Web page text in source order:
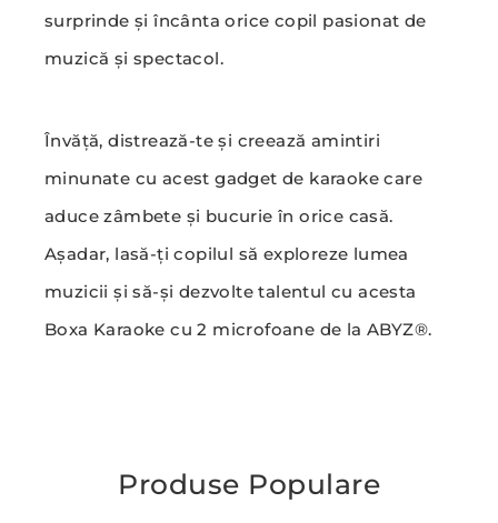
surprinde și încânta orice copil pasionat de
muzică și spectacol.
Învăță, distrează-te și creează amintiri
minunate cu acest gadget de karaoke care
aduce zâmbete și bucurie în orice casă.
Așadar, lasă-ți copilul să exploreze lumea
muzicii și să-și dezvolte talentul cu acesta
Boxa Karaoke cu 2 microfoane de la ABYZ®.
Produse Populare